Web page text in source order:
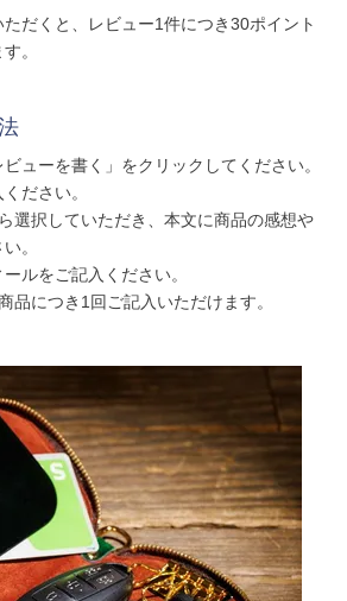
だくと、レビュー1件につき30ポイント
。
ューを書く」をクリックしてください。
ださい。
選択していただき、本文に商品の感想や
。
ルをご記入ください。
品につき1回ご記入いただけます。